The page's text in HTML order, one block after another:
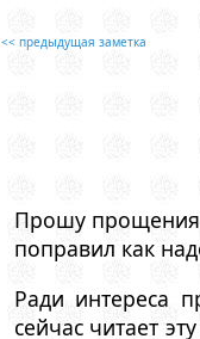
<< предыдущая заметка
Прошу прощения!
поправил как
Ради интереса
сейчас читает